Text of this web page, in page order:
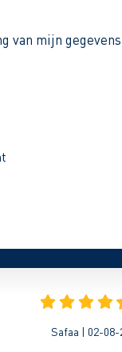
van mijn
Safaa | 02-08-